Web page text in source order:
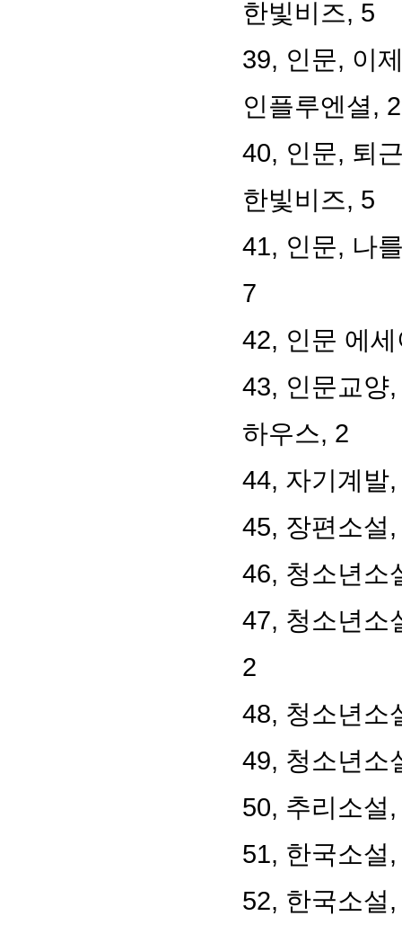
한빛비즈, 5
39, 인문, 이
인플루엔셜, 2
40, 인문, 퇴
한빛비즈, 5
41, 인문, 나
7
42, 인문 에
43, 인문교양
하우스, 2
44, 자기계발
45, 장편소설
46, 청소년소
47, 청소년소
2
48, 청소년소
49, 청소년소
50, 추리소설
51, 한국소설
52, 한국소설